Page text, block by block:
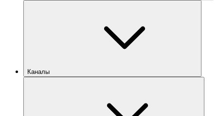
Каналы